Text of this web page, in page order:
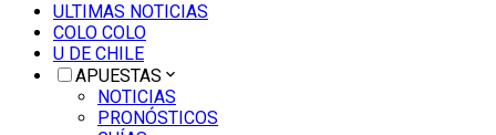
ULTIMAS NOTICIAS
COLO COLO
U DE CHILE
APUESTAS
NOTICIAS
PRONÓSTICOS